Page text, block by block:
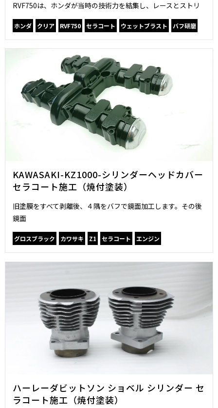
RVF750は、ホンダが当時の技術力を結集し、レースとストリ
ホンダ クリア RVF750 セラコート ウェットブラスト バフ研磨
KAWASAKI-KZ1000-シリンダーヘッドカバー
セラコート施工（焼付塗装）
旧塗膜をすべて剥離後、４隅をバフで鏡面加工します。その後
鏡面
グロスブラック カワサキ Z1 セラコート エンジン
ハーレーダビットソン ショベル シリンダー セ
ラコート施工（焼付塗装）